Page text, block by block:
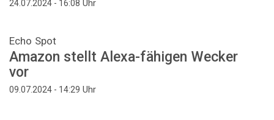
24.07.2024 - 16:08 Uhr
Echo Spot
Amazon stellt Alexa-fähigen Wecker
vor
09.07.2024 - 14:29 Uhr